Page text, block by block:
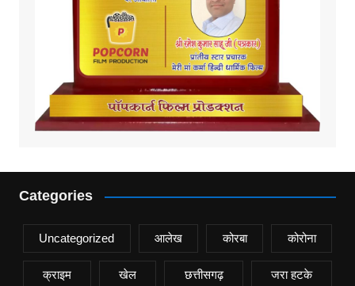
Categories
Uncategorized आलेख कोरबा कोरोना
क्राइम खेल छत्तीसगढ़ जरा हटके